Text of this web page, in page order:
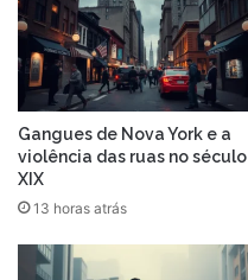
Gangues de Nova York e a
violência das ruas no século
XIX
13 horas atrás